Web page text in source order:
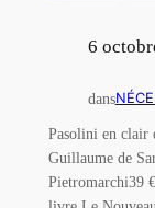
6
dans
Pasolini en clair
Guillaume de
Pietromarchi39